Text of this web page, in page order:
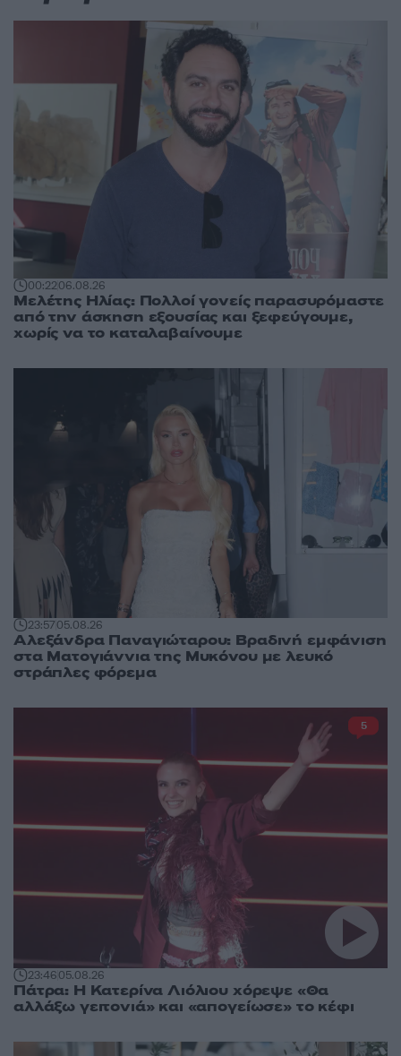
00:2206.08.26
Μελέτης Ηλίας: Πολλοί γονείς παρασυρόμαστε
από την άσκηση εξουσίας και ξεφεύγουμε,
χωρίς να το καταλαβαίνουμε
23:5705.08.26
Αλεξάνδρα Παναγιώταρου: Βραδινή εμφάνιση
στα Ματογιάννια της Μυκόνου με λευκό
στράπλες φόρεμα
23:4605.08.26
Πάτρα: Η Κατερίνα Λιόλιου χόρεψε «Θα
αλλάξω γειτονιά» και «απογείωσε» το κέφι
5